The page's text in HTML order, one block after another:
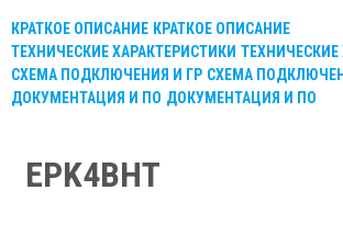
КРАТКОЕ ОПИСАНИЕ КРАТКОЕ ОПИСАНИЕ
ТЕХНИЧЕСКИЕ ХАРАКТЕРИСТИКИ ТЕХНИЧЕСКИЕ
СХЕМА ПОДКЛЮЧЕНИЯ И ГР СХЕМА
ДОКУМЕНТАЦИЯ И ПО ДОКУМЕНТАЦИЯ И ПО
EPK4BHT